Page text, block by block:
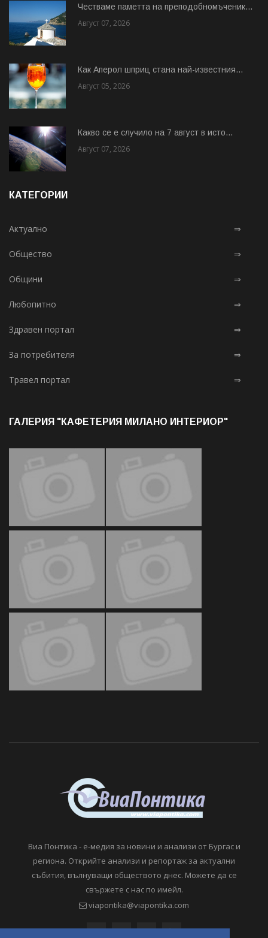
Честваме паметта на преподобномъченик...
Август 07, 2026
Как Аперол шприц стана най-известния...
Август 05, 2026
Какво се е случило на 7 август в исто...
Август 07, 2026
КАТЕГОРИИ
Актуално ⇒
Общество ⇒
Общини ⇒
Любопитно ⇒
Здравен портал ⇒
За потребителя ⇒
Травел портал ⇒
ГАЛЕРИЯ "КАФЕТЕРИЯ МИЛАНО ИНТЕРИОР"
Виа Понтика - е-медия за новини и анализи от Бургас и
региона. Открийте анализи и репортаж за актуални
събития, вълнуващи обществото днес. Можете да се
свържете с нас по имейл.
viapontika@viapontika.com